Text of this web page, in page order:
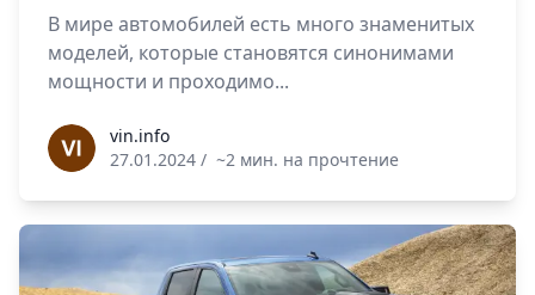
В мире автомобилей есть много знаменитых
моделей, которые становятся синонимами
мощности и проходимо...
vin.infovin.info
27.01.2024 / ~2 мин. на прочтение